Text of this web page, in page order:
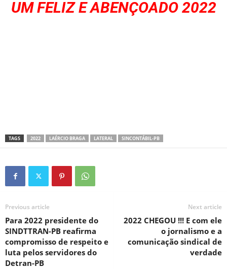
UM FELIZ E ABENÇOADO 2022
TAGS 2022 LAÉRCIO BRAGA LATERAL SINCONTÁBIL-PB
Previous article
Para 2022 presidente do
SINDTTRAN-PB reafirma
compromisso de respeito e
luta pelos servidores do
Detran-PB
Next article
2022 CHEGOU !!! E com ele
o jornalismo e a
comunicação sindical de
verdade